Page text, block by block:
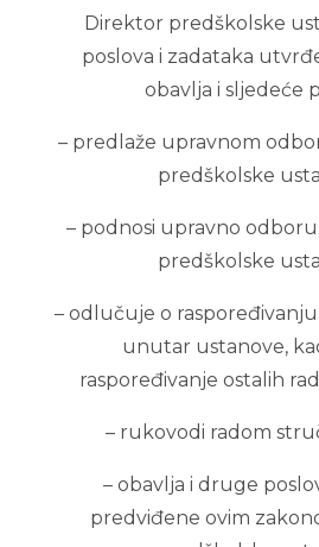
Direktor predškolske
poslova i zadataka
obavlja i sljedeće
– predlaže upravnom
predškolske
– podnosi upravno
predškolske
– odlučuje o
unutar ustanove,
raspoređivanje ostalih
– rukovodi radom
– obavlja i druge
predviđene ovim